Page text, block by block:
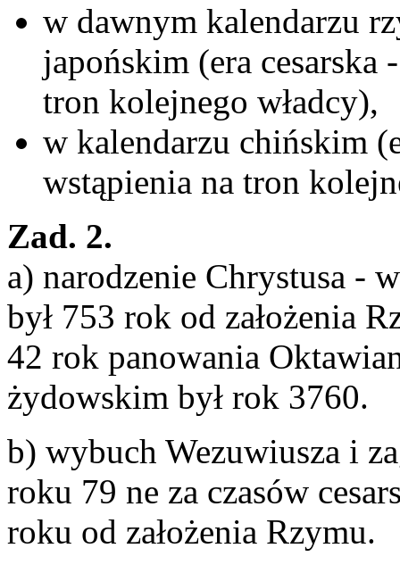
w dawnym kalendarzu
japońskim (era cesarska
tron kolejnego władcy),
w kalendarzu chińskim
wstąpienia na tron
Zad. 2.
a) narodzenie Chrystusa -
był 753 rok od założenia
42 rok panowania
żydowskim był rok 3760.
b) wybuch Wezuwiusza i
roku 79 ne za czasów
roku od założenia Rzymu.